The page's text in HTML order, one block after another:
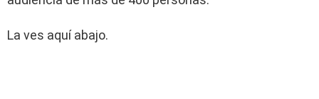
La ves aquí abajo.